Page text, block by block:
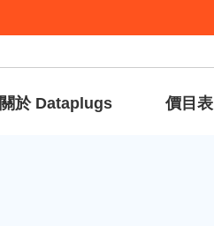
關於 Dataplugs 價目表